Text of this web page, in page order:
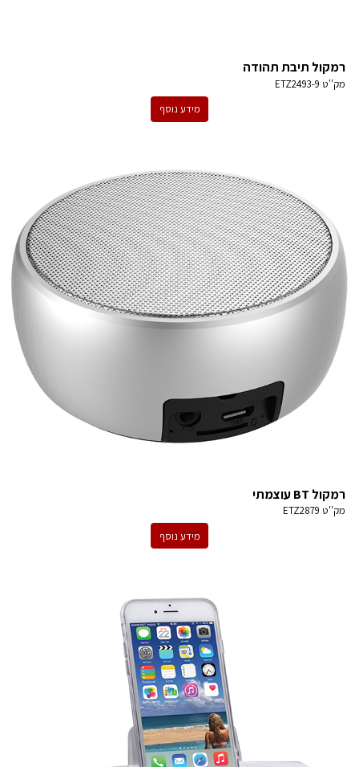
רמקול תיבת תהודה
מק''ט ETZ2493-9
מידע נוסף
רמקול BT עוצמתי
מק''ט ETZ2879
מידע נוסף